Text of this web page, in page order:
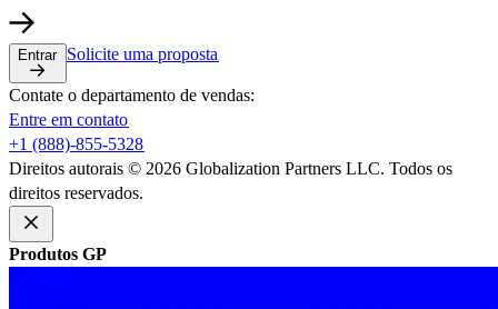
Entrar​​ Solicite uma proposta​​
Contate o departamento de vendas:​​
Entre em contato​​
+1 (888)-855-5328​​
Direitos autorais © 2026 Globalization Partners LLC. Todos os
direitos reservados.​​
Produtos GP​​